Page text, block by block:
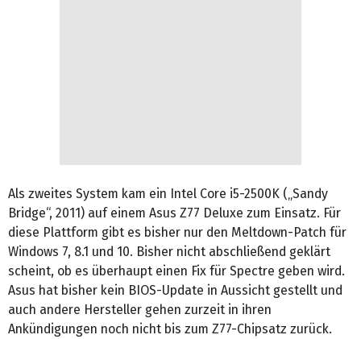
Als zweites System kam ein Intel Core i5-2500K („Sandy
Bridge“, 2011) auf einem Asus Z77 Deluxe zum Einsatz. Für
diese Plattform gibt es bisher nur den Meltdown-Patch für
Windows 7, 8.1 und 10. Bisher nicht abschließend geklärt
scheint, ob es überhaupt einen Fix für Spectre geben wird.
Asus hat bisher kein BIOS-Update in Aussicht gestellt und
auch andere Hersteller gehen zurzeit in ihren
Ankündigungen noch nicht bis zum Z77-Chipsatz zurück.